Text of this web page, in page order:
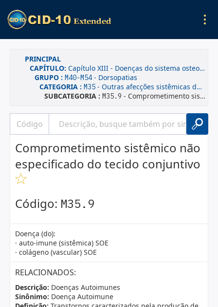
PRINCIPAL
CAPÍTULO: Capítulo XIII - Doenças do sistema osteomuscular e do tecido conjuntivo
GRUPO : M40-M54- Dorsopatias
CATEGORIA : M35 - Outras afecções sistêmicas do tecido conjuntivo
SUBCATEGORIA : M35.9 - Comprometimento sistêmico não especificado do tecido conjuntivo
Comprometimento sistêmico não
especificado do tecido conjuntivo
Código: M35.9
Doença (do):
· auto-imune (sistêmica) SOE
· colágeno (vascular) SOE
RELACIONADOS:
Descrição: Doenças Autoimunes
Sinônimo: Doença Autoimune